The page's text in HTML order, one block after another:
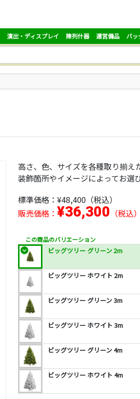
演出・ディスプレイ 陳列什器 運営備品 バッ
高さ、色、サイズを各種取り揃え
装飾箇所やイメージによってお選
標準価格： ¥48,400 （税込）
販売価格： ¥36,300 （税込
この商品のバリエーション
ビッグツリー グリーン 2m
ビッグツリー ホワイト 2m
ビッグツリー グリーン 3m
ビッグツリー ホワイト 3m
ビッグツリー グリーン 4m
ビッグツリー ホワイト 4m